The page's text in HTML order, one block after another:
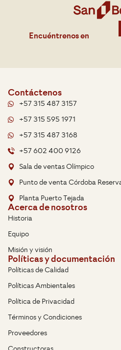
Encuéntrenos en
Contáctenos
+57 315 487 3157
+57 315 595 1971
+57 315 487 3168
+57 602 400 9126
Sala de ventas Olímpico
Punto de venta Córdoba
Planta Puerto Tejada
Acerca de nosotros
Historia
Equipo
Misión y visión
Políticas y documentación
Políticas de Calidad
Políticas Ambientales
Política de Privacidad
Términos y Condiciones
Proveedores